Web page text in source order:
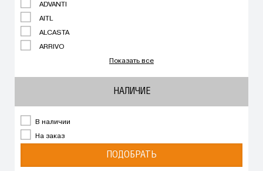
ADVANTI
AITL
ALCASTA
ARRIVO
Показать все
НАЛИЧИЕ
В наличии
На заказ
ПОДОБРАТЬ